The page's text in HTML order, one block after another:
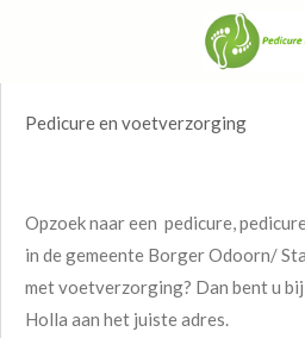
dePedicure en voetverzorging
Opzoek naar een pedicure,
in de gemeente Borger Odoorn/
met voetverzorging? Dan bent u
Holla aan het juiste adres.